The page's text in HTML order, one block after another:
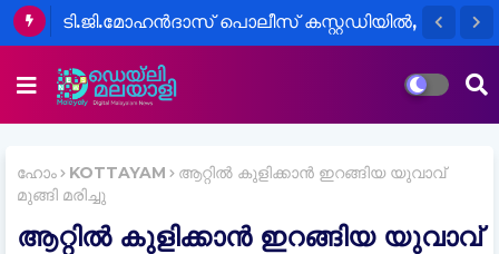
ടി.ജി.മോഹൻദാസ് പൊലീസ് കസ്റ്റഡിയിൽ,
ഹോം KOTTAYAM
ആറ്റിൽ കുളിക്കാൻ ഇറങ്ങിയ യുവാവ്
മുങ്ങി മരിച്ചു
ആറ്റിൽ കുളിക്കാൻ ഇറങ്ങിയ യുവാവ്